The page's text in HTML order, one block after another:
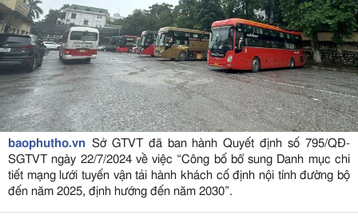
baophutho.vn Sở GTVT đã ban hành Quyết định số 795/QĐ-
SGTVT ngày 22/7/2024 về việc “Công bố bổ sung Danh mục chi
tiết mạng lưới tuyến vận tải hành khách cố định nội tỉnh đường bộ
đến năm 2025, định hướng đến năm 2030”.